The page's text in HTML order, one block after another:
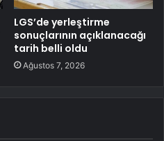
LGS’de yerleştirme
sonuçlarının açıklanacağı
tarih belli oldu
Ağustos 7, 2026